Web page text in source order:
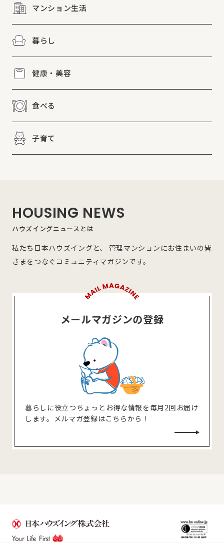
マンション生活
暮らし
健康・美容
食べる
子育て
HOUSING NEWS
ハウズイングニュースとは
私たち日本ハウズイングと、 管理マンションにお住まいの皆
さまをつなぐコミュニティマガジンです。
メールマガジンの登録
暮らしに役⽴つちょっとお得な情報を毎⽉2回お届け
します。メルマガ登録はこちらから！